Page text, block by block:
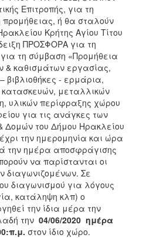
Επιτροπής, για τη
ή θα σταλούν
Κρήτης Αγίου Τίτου
ΠΡΟΣΦΟΡΑ για τη
τη σύμβαση «Προμήθεια
& καθισμάτων εργασίας,
- ερμάρια,
κατασκευών, μεταλλικών
υλικών περίφραξης χώρου
για τις ανάγκες των
Δομών του Δήμου Ηρακλείου
την ημερομηνία και ώρα
την ημέρα αποσφράγισης
να παρίστανται οι
διαγωνιζομένων. Σε
διαγωνισμού για λόγους
κατάληψη κλπ) ο
την ίδια μέρα την
την 04/06/2020 ημέρα
στον ίδιο χώρο.